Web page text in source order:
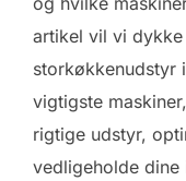
artikel vil vi
storkøkkenudstyr
vigtigste
rigtige udstyr,
vedligeholde dine